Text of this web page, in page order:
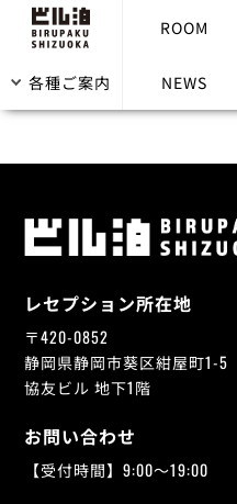
ROOM
各種ご案内 NEWS
部屋に電話
レセプション所在地
〒420-0852
静岡県静岡市葵区紺屋町1-5
協友ビル 地下1階
お問い合わせ
【受付時間】9:00～19:00